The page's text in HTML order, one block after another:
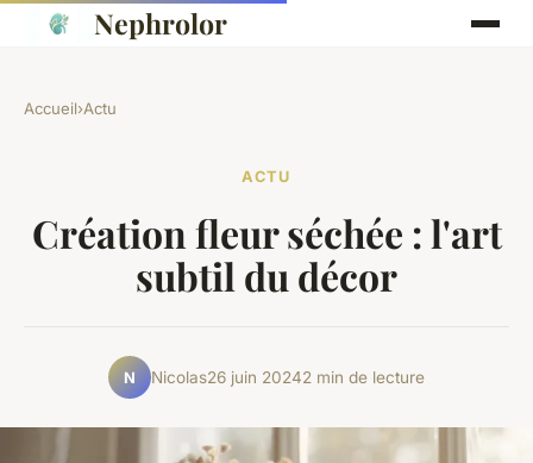
Nephrolor
Accueil›Actu
ACTU
Création fleur séchée : l'art
subtil du décor
N Nicolas26 juin 20242 min de lecture